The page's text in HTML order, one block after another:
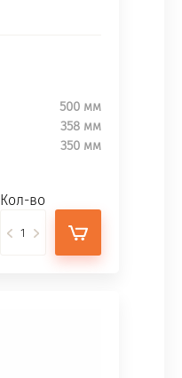
500 мм
358 мм
350 мм
Кол-во